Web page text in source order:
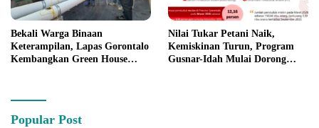
Bekali Warga Binaan
Keterampilan, Lapas Gorontalo
Kembangkan Green House
Nilai Tukar Petani Naik,
Kemiskinan Turun, Program
Gusnar-Idah Mulai Dorong
Popular Post